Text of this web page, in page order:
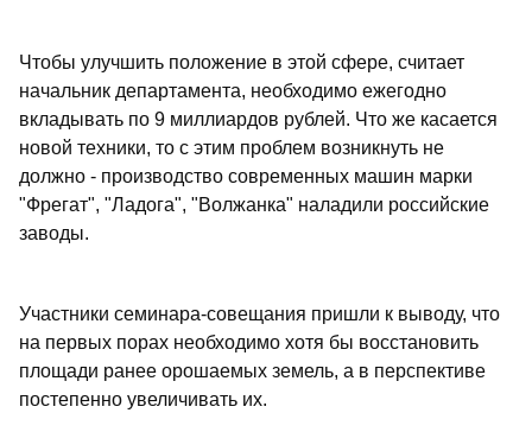
Чтобы улучшить положение в этой сфере, считает
начальник департамента, необходимо ежегодно
вкладывать по 9 миллиардов рублей. Что же касается
новой техники, то с этим проблем возникнуть не
должно - производство современных машин марки
"Фрегат", "Ладога", "Волжанка" наладили российские
заводы.
Участники семинара-совещания пришли к выводу, что
на первых порах необходимо хотя бы восстановить
площади ранее орошаемых земель, а в перспективе
постепенно увеличивать их.